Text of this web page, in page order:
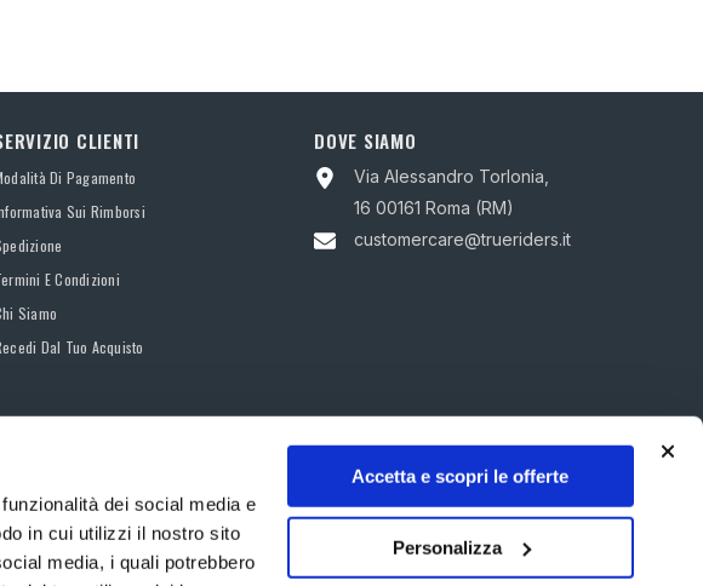
dei social media e
in cui utilizzi il nostro sito
media, i quali potrebbero
Accetta e scopri le offerte
Personalizza
CLIENTI
Di Pagamento
Sui Rimborsi
E Condizioni
Siamo
Dal Tuo Acquisto
DOVE SIAMO
Via Alessandro Torlonia,
16 00161 Roma (RM)
customercare@trueriders.it
P.IVA 13701211008